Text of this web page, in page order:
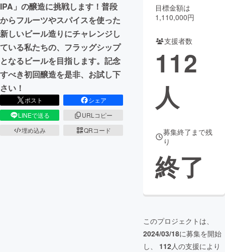
CAMPFIREふるさと納税machi-ya コミュニティ
IPA」の醸造に挑戦します！普段
からフルーツやスパイスを使った
新しいビール造りにチャレンジし
ている私たちの、フラッグシップ
となるビールを目指します。記念
すべき初回醸造を是非、お試し下
さい！
ポスト
シェア
LINEで送る
URLコピー
埋め込み
QRコード
目標金額は
1,110,000円
支援者数
112
人
募集終了まで残
り
終了
このプロジェクトは、
2024/03/18に募集を開始
し、 112人の支援により